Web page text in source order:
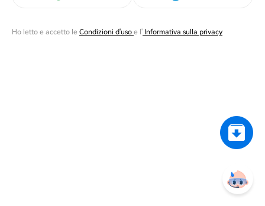
Ho letto e accetto le Condizioni d'uso e l' Informativa sulla privacy